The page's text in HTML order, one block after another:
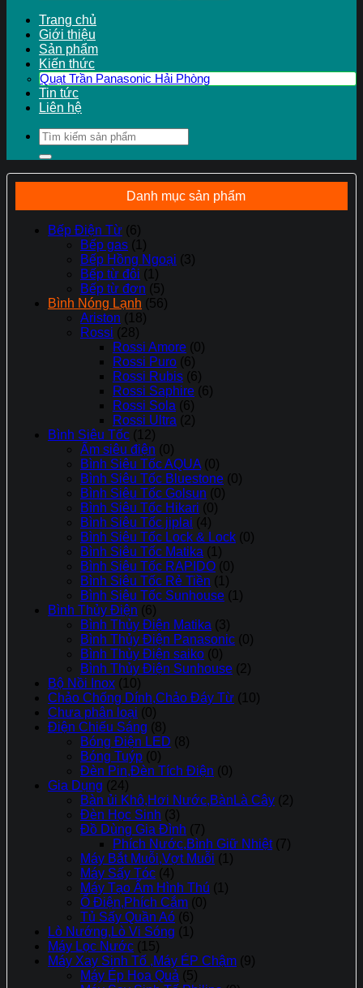
Trang chủ
Giới thiệu
Sản phẩm
Kiến thức
Quạt Trần Panasonic Hải Phòng
Tin tức
Liên hệ
Tìm
kiếm:
Danh mục sản phẩm
Bếp Điện Từ (6)
Bếp gas (1)
Bếp Hồng Ngoại (3)
Bếp từ đôi (1)
Bếp từ đơn (5)
Bình Nóng Lạnh (56)
Ariston (18)
Rossi (28)
Rossi Amore (0)
Rossi Puro (6)
Rossi Rubis (6)
Rossi Saphire (6)
Rossi Sola (6)
Rossi Ultra (2)
Bình Siêu Tốc (12)
Ấm siêu điện (0)
Bình Siêu Tốc AQUA (0)
Bình Siêu Tốc Bluestone (0)
Bình Siêu Tốc Golsun (0)
Bình Siêu Tốc Hikari (0)
Bình Siêu Tốc jiplai (4)
Bình Siêu Tốc Lock & Lock (0)
Bình Siêu Tốc Matika (1)
Bình Siêu Tốc RAPIDO (0)
Bình Siêu Tốc Rẻ Tiền (1)
Bình Siêu Tốc Sunhouse (1)
Bình Thủy Điện (6)
Bình Thủy Điện Matika (3)
Bình Thủy Điện Panasonic (0)
Bình Thủy Điện saiko (0)
Bình Thủy Điện Sunhouse (2)
Bộ Nồi Inox (10)
Chảo Chống Dính,Chảo Đáy Từ (10)
Chưa phân loại (0)
Điện Chiếu Sáng (8)
Bóng Điện LED (8)
Bóng Tuýp (0)
Đèn Pin,Đèn Tích Điện (0)
Gia Dụng (24)
Bàn ủi Khô,Hơi Nước,BànLà Cây (2)
Đèn Học Sinh (3)
Đồ Dùng Gia Đình (7)
Phích Nước,Bình Giữ Nhiệt (7)
Máy Bắt Muỗi,Vợt Muỗi (1)
Máy Sấy Tóc (4)
Máy Tạo Ẩm Hình Thú (1)
Ổ Điện,Phích Cắm (0)
Tủ Sấy Quần Aó (6)
Lò Nướng,Lò Vi Sóng (1)
Máy Lọc Nước (15)
Máy Xay Sinh Tố ,Máy ÉP Chậm (9)
Máy Ép Hoa Quả (5)